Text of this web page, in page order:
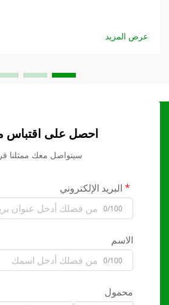
عرض المزيد
احصل على اقتباس
سيتواصل معك ممثلنا
البريد الإلكتروني
0/100
الاسم
0/100
محمول